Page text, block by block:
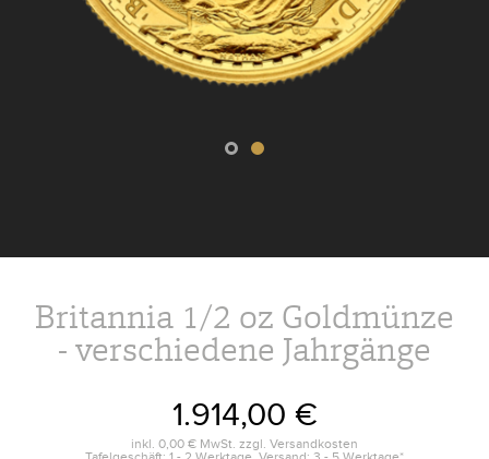
Britannia 1/2 oz Goldmünze
- verschiedene Jahrgänge
1.914,00 €
inkl. 0,00 € MwSt. zzgl. Versandkosten